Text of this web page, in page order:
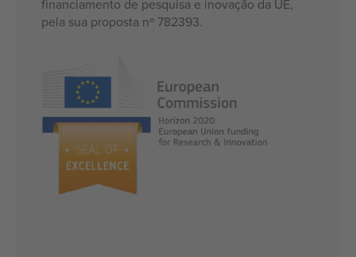
financiamento de pesquisa e inovação da UE,
pela sua proposta nº 782393.